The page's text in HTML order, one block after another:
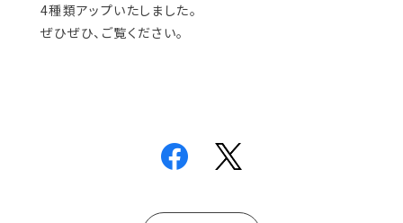
4種類アップいたしました。
ぜひぜひ、ご覧ください。